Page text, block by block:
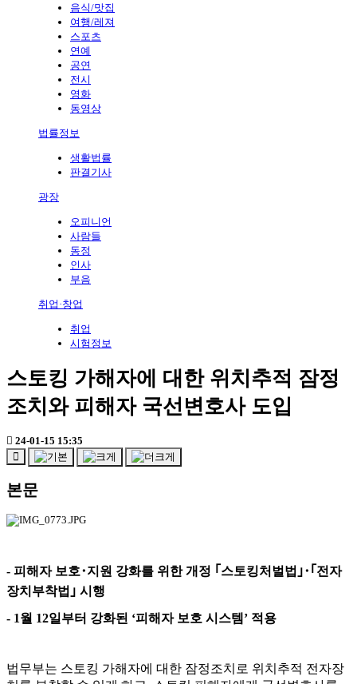
음식/맛집
여행/레져
스포츠
연예
공연
전시
영화
동영상
법률정보
생활법률
판결기사
광장
오피니언
사람들
동정
인사
부음
취업·창업
취업
시험정보
스토킹 가해자에 대한 위치추적 잠정
조치와 피해자 국선변호사 도입
24-01-15 15:35
본문
- 피해자 보호･지원 강화를 위한 개정 ｢ 스토킹처벌법 ｣･｢ 전자
장치부착법 ｣ 시행
- 1월 12일부터 강화된 ‘피해자 보호 시스템 ’ 적용
법무부는 스토킹 가해자에 대한 잠정조치로 위치추적 전자장